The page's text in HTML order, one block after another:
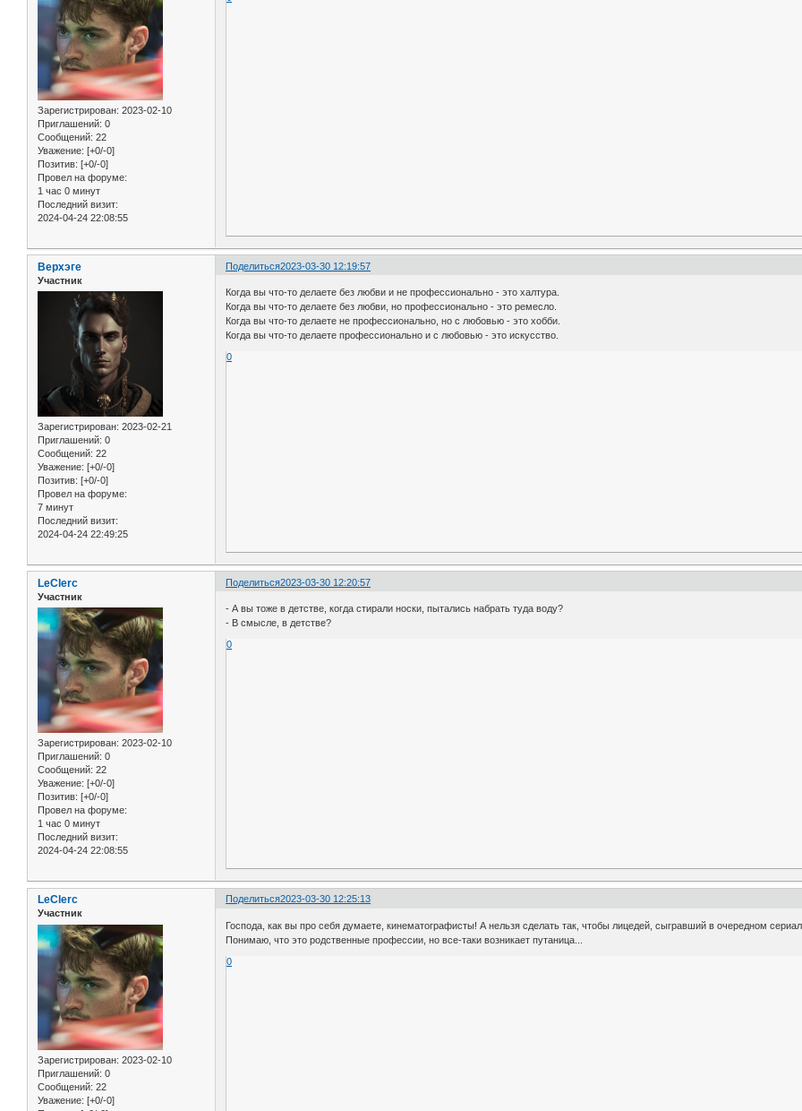
Зарегистрирован: 2023-02-10
Приглашений: 0
Сообщений: 22
Уважение: [+0/-0]
Позитив: [+0/-0]
Провел на форуме:
1 час 0 минут
Последний визит:
2024-04-24 22:08:55
Поделиться2023-03-30 12:19:57
Верхэге
Участник
Зарегистрирован: 2023-02-21
Приглашений: 0
Сообщений: 22
Уважение: [+0/-0]
Позитив: [+0/-0]
Провел на форуме:
7 минут
Последний визит:
2024-04-24 22:49:25
Когда вы что-то делаете без любви и не профессионально - это халтура.
Когда вы что-то делаете без любви, но профессионально - это ремесло.
Когда вы что-то делаете не профессионально, но с любовью - это хобби.
Когда вы что-то делаете профессионально и с любовью - это искусство.
0
Поделиться2023-03-30 12:20:57
LeClerc
Участник
Зарегистрирован: 2023-02-10
Приглашений: 0
Сообщений: 22
Уважение: [+0/-0]
Позитив: [+0/-0]
Провел на форуме:
1 час 0 минут
Последний визит:
2024-04-24 22:08:55
- А вы тоже в детстве, когда стирали носки, пытались набрать туда воду?
- В смысле, в детстве?
0
Поделиться2023-03-30 12:25:13
LeClerc
Участник
Зарегистрирован: 2023-02-10
Приглашений: 0
Сообщений: 22
Уважение: [+0/-0]
Господа, как вы про себя думаете, кинематографисты! А нельзя сделать так, чтобы лицедей, сыгравший в очередном
Понимаю, что это родственные профессии, но все-таки возникает путаница...
0